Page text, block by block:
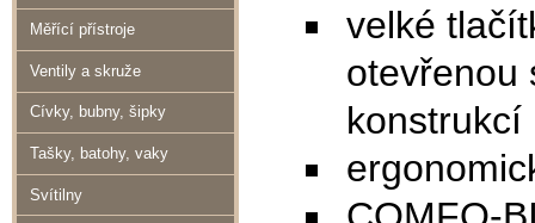
Měřící přístroje
Ventily a skruže
Cívky, bubny, šipky
Tašky, batohy, vaky
Svítilny
velké
otevřenou
konstrukcí